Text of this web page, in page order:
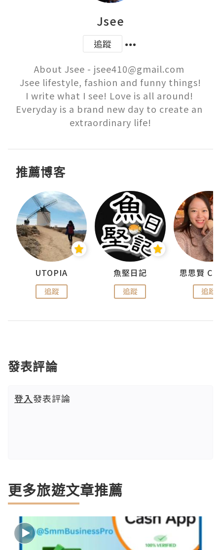
Jsee
追蹤
About Jsee - jsee410@gmail.com
Jsee lifestyle, fashion and funny things!
I write what I see! Love is all around!
Everyday is a brand new day to create an
extraordinary life!
推薦博客
UTOPIA
追蹤
魚堅日記
追蹤 追蹤
發表評論
登入發表評論
更多旅遊文章推薦